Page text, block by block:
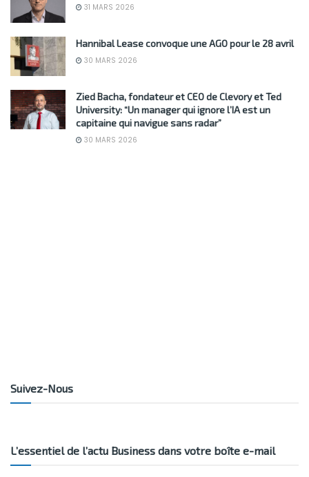
31 MARS 2026
Hannibal Lease convoque une AGO pour le 28 avril
30 MARS 2026
Zied Bacha, fondateur et CEO de Clevory et Ted
University: “Un manager qui ignore l’IA est un
capitaine qui navigue sans radar”
30 MARS 2026
Suivez-Nous
L’essentiel de l’actu Business dans votre boîte e-mail